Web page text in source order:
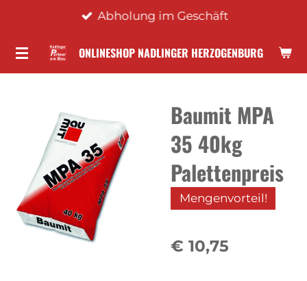
springen
ONLINESHOP NADLINGER HERZOGENBURG
Abholung im Geschäft
Baumit MPA
35 40kg
Palettenpreis
Mengenvorteil!
€ 10,75